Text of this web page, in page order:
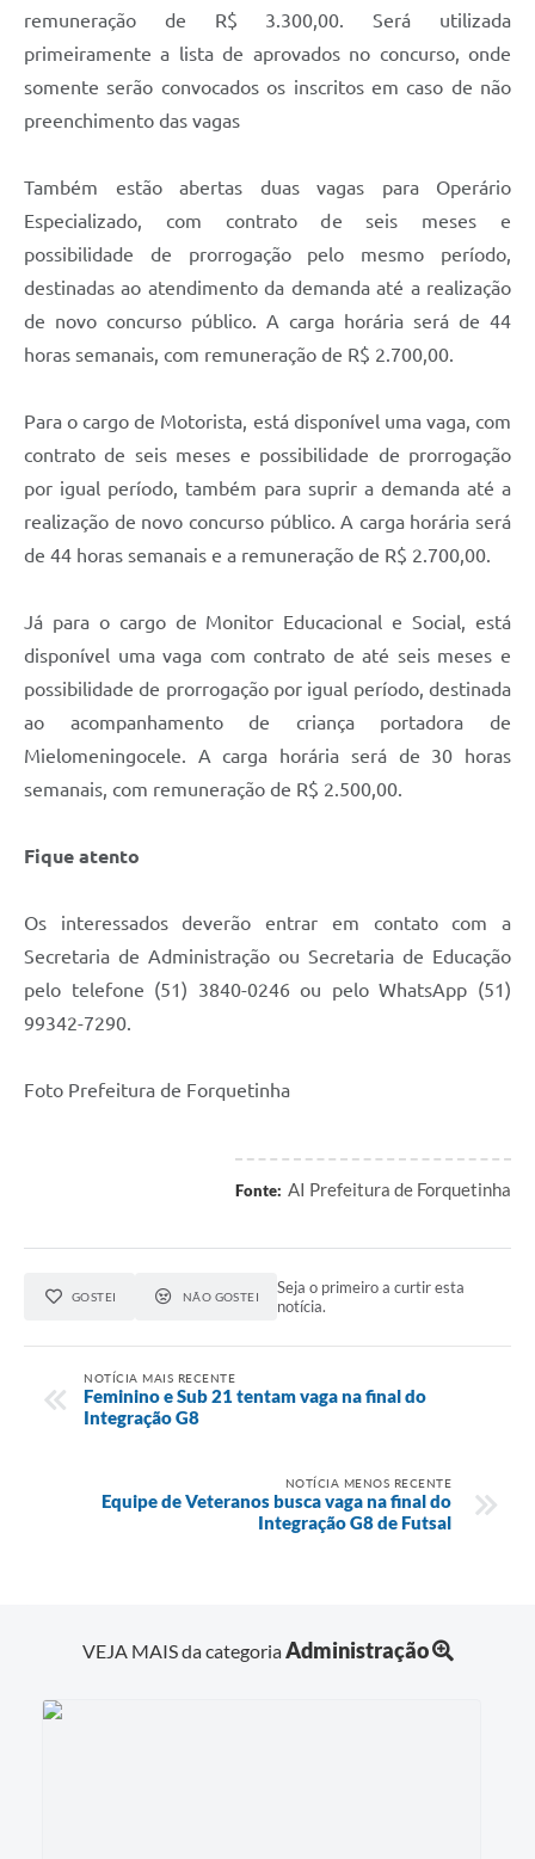
remuneração de R$ 3.300,00. Será utilizada
primeiramente a lista de aprovados no concurso, onde
somente serão convocados os inscritos em caso de não
preenchimento das vagas
Também estão abertas duas vagas para Operário
Especializado, com contrato de seis meses e
possibilidade de prorrogação pelo mesmo período,
destinadas ao atendimento da demanda até a realização
de novo concurso público. A carga horária será de 44
horas semanais, com remuneração de R$ 2.700,00.
Para o cargo de Motorista, está disponível uma vaga, com
contrato de seis meses e possibilidade de prorrogação
por igual período, também para suprir a demanda até a
realização de novo concurso público. A carga horária será
de 44 horas semanais e a remuneração de R$ 2.700,00.
Já para o cargo de Monitor Educacional e Social, está
disponível uma vaga com contrato de até seis meses e
possibilidade de prorrogação por igual período, destinada
ao acompanhamento de criança portadora de
Mielomeningocele. A carga horária será de 30 horas
semanais, com remuneração de R$ 2.500,00.
Fique atento
Os interessados deverão entrar em contato com a
Secretaria de Administração ou Secretaria de Educação
pelo telefone (51) 3840-0246 ou pelo WhatsApp (51)
99342-7290.
Foto Prefeitura de Forquetinha
Fonte: AI Prefeitura de Forquetinha
GOSTEI NÃO GOSTEI
Seja o primeiro a curtir esta
notícia.
NOTÍCIA MAIS RECENTE
Feminino e Sub 21 tentam vaga na final do
Integração G8
NOTÍCIA MENOS RECENTE
Equipe de Veteranos busca vaga na final do
Integração G8 de Futsal
VEJA MAIS da categoriaAdministração